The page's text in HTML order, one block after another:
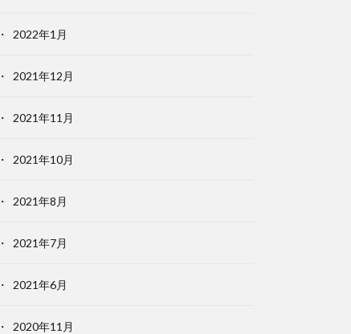
2022年1月
2021年12月
2021年11月
2021年10月
2021年8月
2021年7月
2021年6月
2020年11月